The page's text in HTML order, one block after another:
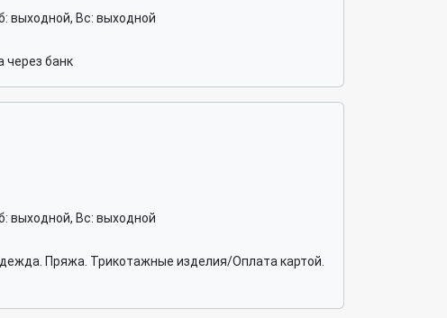
выходной, Вс: выходной
банк
выходной, Вс: выходной
Пряжа. Трикотажные изделия/Оплата картой.